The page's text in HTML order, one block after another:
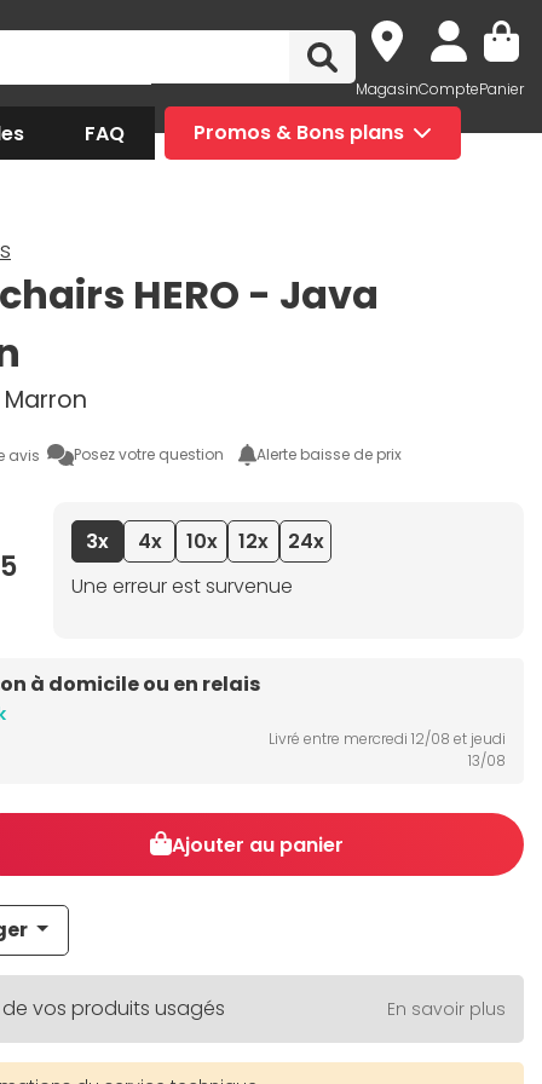
MagasinComptePanier
FAQ Promos & Bons plans
HERO - Java
avis Posez votre question Alerte baisse de prix
3x 4x 10x 12x
24x
Une erreur est survenue
à domicile ou en relais
Livré entre mercredi 12/08 et jeudi
13/08
Ajouter au panier
de vos produits usagés En savoir plus